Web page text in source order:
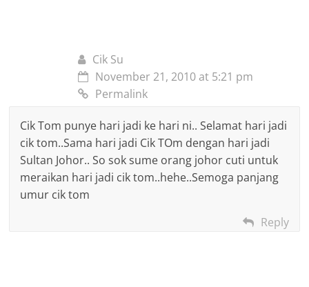
Cik Su
November 21, 2010 at 5:21 pm
Permalink
Cik Tom punye hari jadi ke hari ni.. Selamat hari jadi
cik tom..Sama hari jadi Cik TOm dengan hari jadi
Sultan Johor.. So sok sume orang johor cuti untuk
meraikan hari jadi cik tom..hehe..Semoga panjang
umur cik tom
Reply